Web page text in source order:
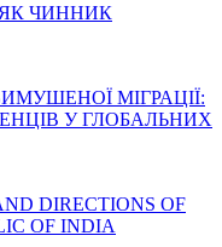
ЧИННИК
МІГРАЦІЇ:
У ГЛОБАЛЬНИХ
DIRECTIONS OF
OF INDIA